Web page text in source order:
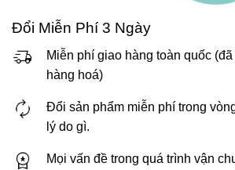
Đổi Miễn Phí 3 Ngày
Miễn phí giao hàng toàn quốc
hàng hoá)
Đổi sản phẩm miễn phí trong
lý do gì.
Mọi vấn đề trong quá trình vận